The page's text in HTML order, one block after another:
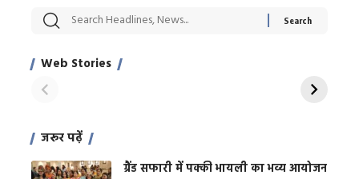
Web Stories
सट्टेबाजी में अरेस्ट हुए
साहिल खान
रोज एक कच्चे लहसुन
जरूर पढ़ें
ग्रैंड सफारी में पक्की भायली का भव्य आयोजन